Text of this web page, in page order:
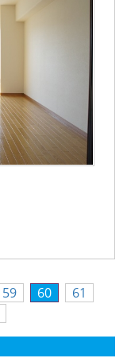
59 60
61